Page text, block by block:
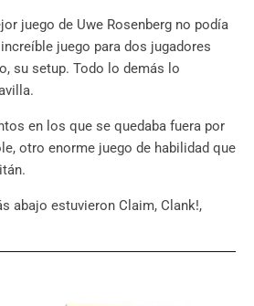
juego de Uwe Rosenberg no podía
juego para dos jugadores
su setup. Todo lo demás lo
en los que se quedaba fuera por
otro enorme juego de habilidad que
abajo estuvieron Claim, Clank!,